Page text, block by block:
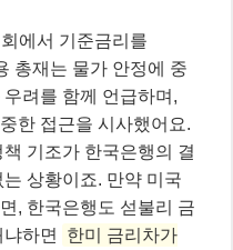
에서 기준금리를
총재는 물가 안정에 중
려를 함께 언급하며,
한 접근을 시사했어요.
기조가 한국은행의 결
상황이죠. 만약 미국
, 한국은행도 섣불리 금
하면
한미 금리차가